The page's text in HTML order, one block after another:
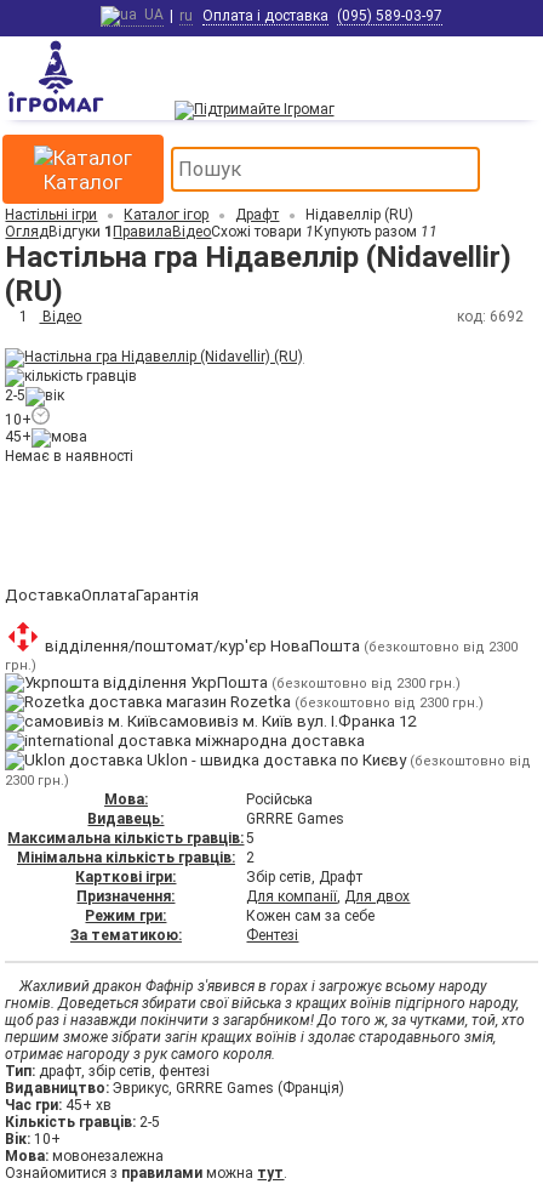
UA | ru Оплата і доставка (095) 589-03-97
Каталог
Настільні ігри Каталог ігор Драфт
Нідавеллір (RU)
ОглядВідгуки 1 Правила ВідеоСхожі товари 1 Купують разом 11
Настільна гра Нідавеллір (Nidavellir)
(RU)
1 Відео код: 6692
2-5
10+
45+
Немає в наявності
ДоставкаОплатаГарантія
відділення/поштомат/кур'єр НоваПошта (безкоштовно від 2300
грн.)
відділення УкрПошта (безкоштовно від 2300 грн.)
магазин Rozetka (безкоштовно від 2300 грн.)
самовивіз м. Київ вул. І.Франка 12
міжнародна доставка
Uklon - швидка доставка по Києву (безкоштовно від
2300 грн.)
Мова:
Російська
Видавець:
GRRRE Games
Максимальна кількість гравців:5
Мінімальна кількість гравців:
2
Карткові ігри:
Збір сетів, Драфт
Призначення:
Для компанії,Для двох
Режим гри:
Кожен сам за себе
За тематикою:
Фентезі
Жахливий дракон Фафнір з'явився в горах і загрожує всьому народу
гномів. Доведеться збирати свої війська з кращих воїнів підгірного народу,
щоб раз і назавжди покінчити з загарбником! До того ж, за чутками, той, хто
першим зможе зібрати загін кращих воїнів і здолає стародавнього змія,
отримає нагороду з рук самого короля.
Тип: драфт, збір сетів, фентезі
Видавництво: Эврикус, GRRRE Games (Франція)
Час гри: 45+ хв
Кiлькiсть гравцiв: 2-5
Вiк: 10+
Мова: мовонезалежна
Ознайомитися з правилами можна тут.